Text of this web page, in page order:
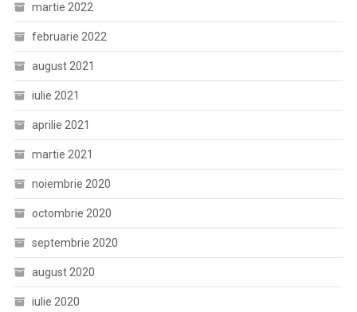
martie 2022
februarie 2022
august 2021
iulie 2021
aprilie 2021
martie 2021
noiembrie 2020
octombrie 2020
septembrie 2020
august 2020
iulie 2020